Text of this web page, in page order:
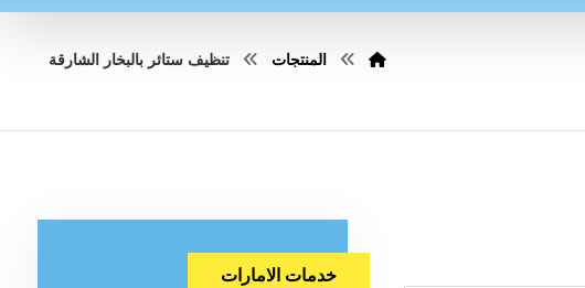
المنتجات تنظيف ستائر بالبخار الشارقة
خدمات الامارات